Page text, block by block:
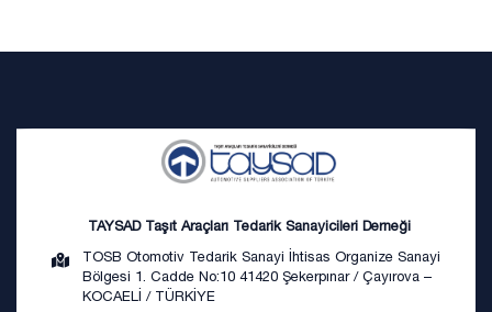
TAYSAD Taşıt Araçları Tedarik Sanayicileri Derneği
TOSB Otomotiv Tedarik Sanayi İhtisas Organize Sanayi
Bölgesi 1. Cadde No:10 41420 Şekerpınar / Çayırova –
KOCAELİ / TÜRKİYE